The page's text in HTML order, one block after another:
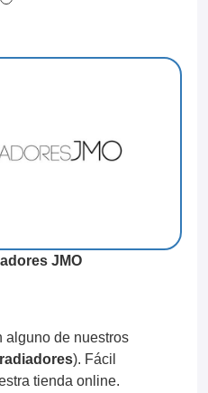
JMO
alguno de nuestros
). Fácil
tienda online.